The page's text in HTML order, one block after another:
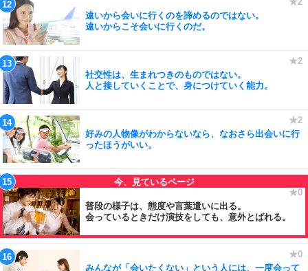
遠いから会いに行くのを諦めるのではない。
遠いからこそ会いに行くのだ。
社交性は、生まれつきのものではない。
人と接していくことで、身につけていく能力。
好みの人物像がわからないなら、なおさら出会いに行
ったほうがいい。
普段の様子は、態度や言葉遣いに出る。
会っているときだけ演技をしても、意外とばれる。
みんなが「会いたくない」という人には、一度会って